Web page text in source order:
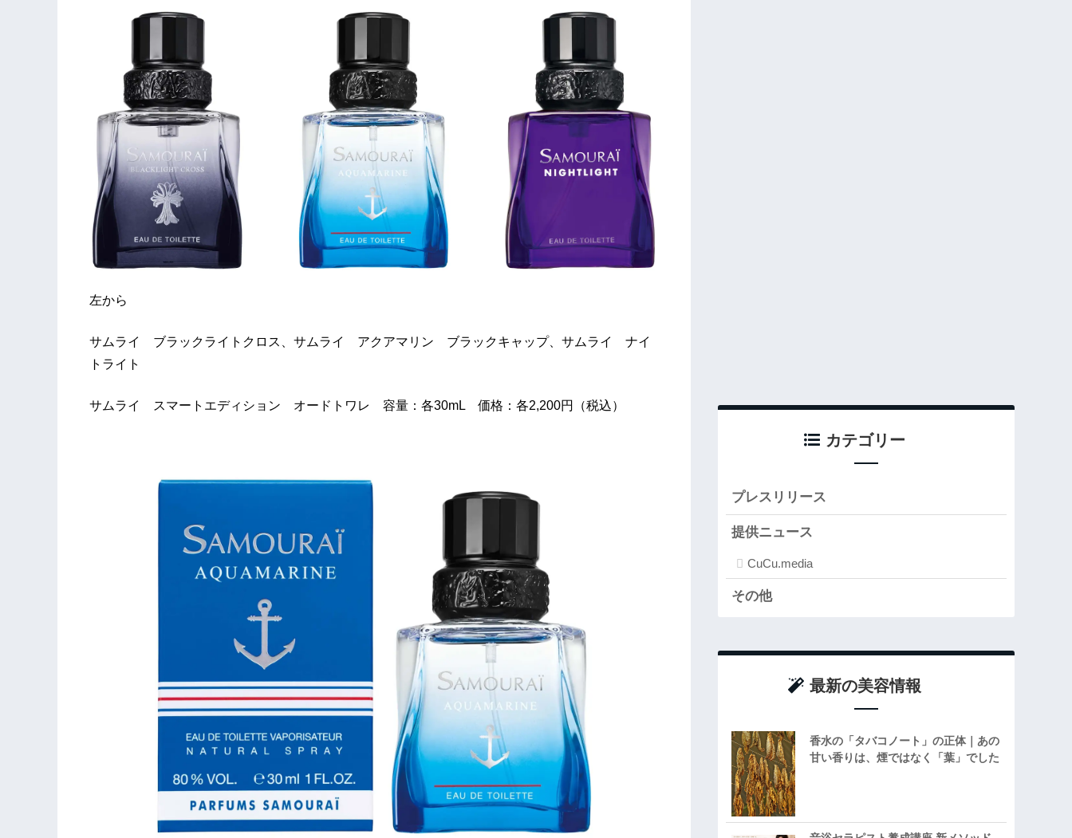
左から
サムライ ブラックライトクロス、サムライ アクアマリン ブラックキャップ、サムライ ナイ
トライト
サムライ スマートエディション オードトワレ 容量：各30mL 価格：各2,200円（税込）
カテゴリー
プレスリリース
提供ニュース
CuCu.media
その他
最新の美容情報
香水の「タバコノート」の正体｜あの
甘い香りは、煙ではなく「葉」でした